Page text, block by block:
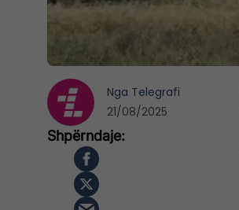
Nga Telegrafi
21/08/2025